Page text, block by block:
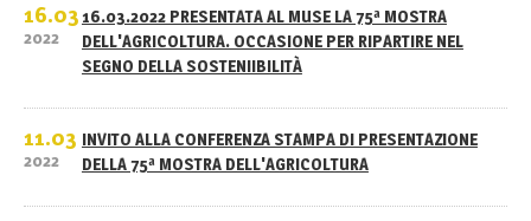
16.03
2022
16.03.2022 PRESENTATA AL MUSE LA 75ª MOSTRA
DELL'AGRICOLTURA. OCCASIONE PER RIPARTIRE NEL
SEGNO DELLA SOSTENIIBILITÀ
11.03
2022
INVITO ALLA CONFERENZA STAMPA DI PRESENTAZIONE
DELLA 75ª MOSTRA DELL'AGRICOLTURA